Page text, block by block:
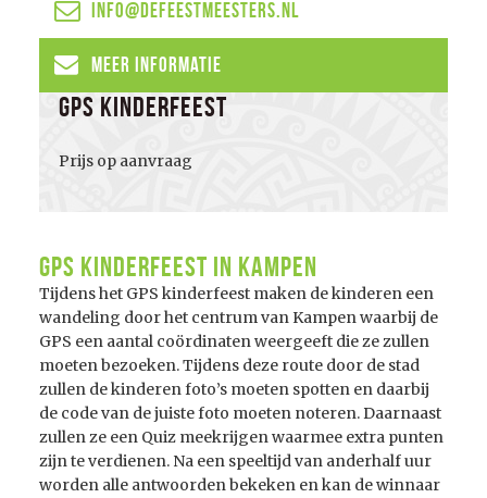
info@defeestmeesters.nl
Meer informatie
GPS Kinderfeest
Prijs op aanvraag
GPS Kinderfeest in Kampen
Tijdens het GPS kinderfeest maken de kinderen een
wandeling door het centrum van Kampen waarbij de
GPS een aantal coördinaten weergeeft die ze zullen
moeten bezoeken. Tijdens deze route door de stad
zullen de kinderen foto’s moeten spotten en daarbij
de code van de juiste foto moeten noteren. Daarnaast
zullen ze een Quiz meekrijgen waarmee extra punten
zijn te verdienen. Na een speeltijd van anderhalf uur
worden alle antwoorden bekeken en kan de winnaar